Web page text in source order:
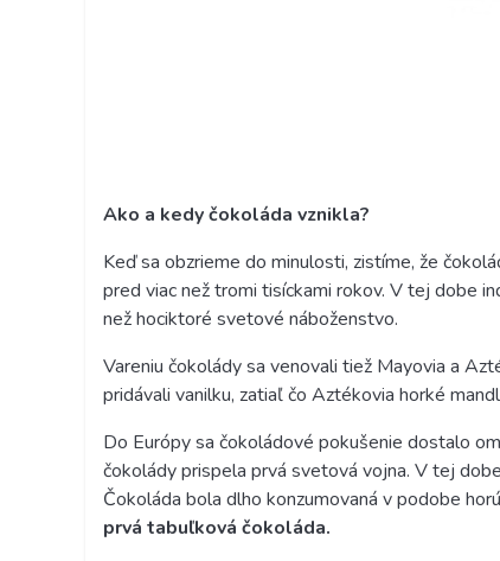
Ako a kedy čokoláda vznikla?
Keď sa obzrieme do minulosti, zistíme, že
pred viac než tromi tisíckami rokov. V tej dobe
než hociktoré svetové náboženstvo.
Vareniu čokolády sa venovali tiež Mayovia a
pridávali vanilku, zatiaľ čo Aztékovia horké
Do Európy sa čokoládové pokušenie dostalo
čokolády prispela prvá svetová vojna. V tej
Čokoláda bola dlho konzumovaná v podobe
prvá tabuľková čokoláda.